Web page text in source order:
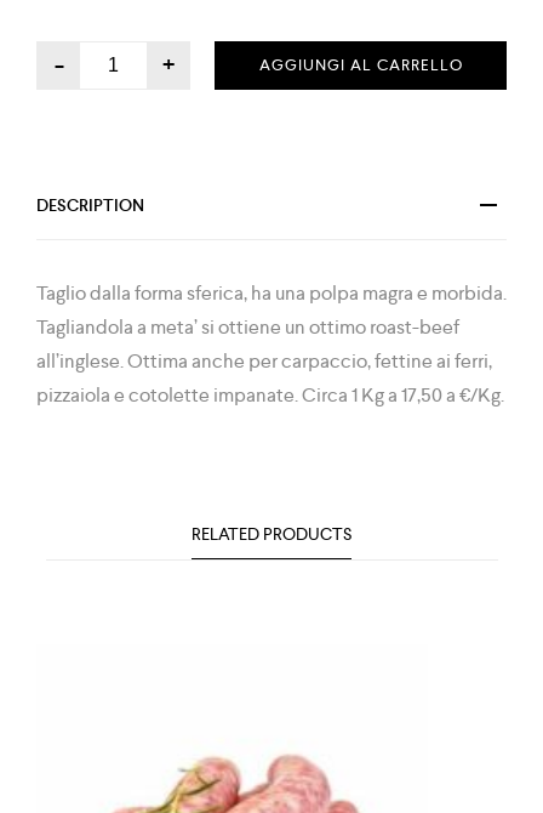
- + AGGIUNGI AL CARRELLO
DESCRIPTION
Taglio dalla forma sferica, ha una polpa magra e morbida.
Tagliandola a meta’ si ottiene un ottimo roast-beef
all’inglese. Ottima anche per carpaccio, fettine ai ferri,
pizzaiola e cotolette impanate. Circa 1 Kg a 17,50 a €/Kg.
RELATED PRODUCTS